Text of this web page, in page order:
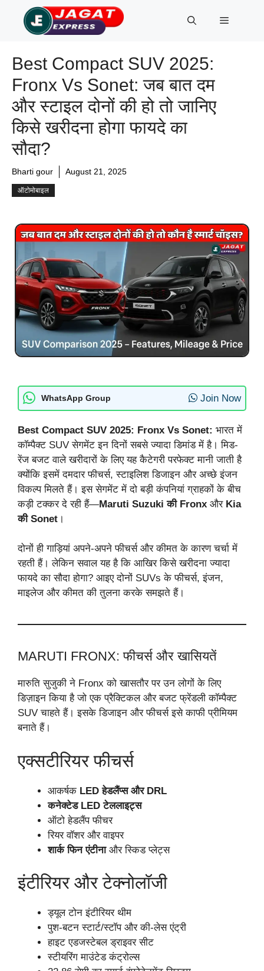
content
Menu
Best Compact SUV 2025:
Fronx Vs Sonet: जब बात दम
और स्टाइल दोनों की हो तो जानिए
किसे खरीदना होगा फायदे का
सौदा?
Bharti gour August 21, 2025
ऑटोमोबाइल
WhatsApp Group Join Now
Best Compact SUV 2025: Fronx Vs Sonet: भारत में
कॉम्पैक्ट SUV सेगमेंट इन दिनों सबसे ज्यादा डिमांड में है। मिड-
रेंज बजट वाले खरीदारों के लिए यह कैटेगरी परफेक्ट मानी जाती है
क्योंकि इसमें दमदार फीचर्स, स्टाइलिश डिजाइन और अच्छे इंजन
विकल्प मिलते हैं। इस सेगमेंट में दो बड़ी कंपनियां ग्राहकों के बीच
कड़ी टक्कर दे रही हैं—Maruti Suzuki की Fronx और Kia
की Sonet ।
दोनों ही गाड़ियां अपने-अपने फीचर्स और कीमत के कारण चर्चा में
रहती हैं। लेकिन सवाल यह है कि आखिर किसे खरीदना ज्यादा
फायदे का सौदा होगा? आइए दोनों SUVs के फीचर्स, इंजन,
माइलेज और कीमत की तुलना करके समझते हैं।
MARUTI FRONX: फीचर्स और खासियतें
मारुति सुजुकी ने Fronx को खासतौर पर उन लोगों के लिए
डिज़ाइन किया है जो एक प्रैक्टिकल और बजट फ्रेंडली कॉम्पैक्ट
SUV चाहते हैं। इसके डिजाइन और फीचर्स इसे काफी प्रीमियम
बनाते हैं।
एक्सटीरियर फीचर्स
आकर्षक LED हेडलैंप्स और DRL
कनेक्टेड LED टेललाइट्स
ऑटो हेडलैंप फीचर
रियर वॉशर और वाइपर
शार्क फिन एंटीनाऔर स्किड प्लेट्स
इंटीरियर और टेक्नोलॉजी
ड्यूल टोन इंटीरियर थीम
पुश-बटन स्टार्ट/स्टॉप और की-लेस एंट्री
हाइट एडजस्टेबल ड्राइवर सीट
स्टीयरिंग माउंटेड कंट्रोल्स